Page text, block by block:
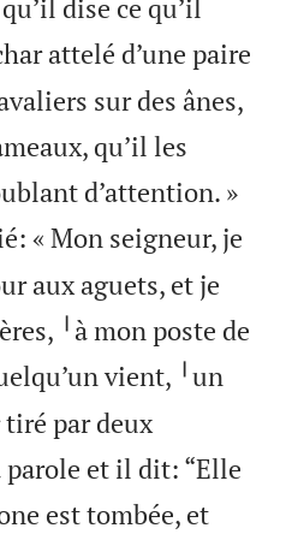
dise ce qu’il
attelé d’une paire
sur des ânes,
qu’il les
d’attention. »
« Mon seigneur, je
aux aguets, et je
╵à mon poste de
vient, ╵un
par deux
et il dit: “Elle
est tombée, et